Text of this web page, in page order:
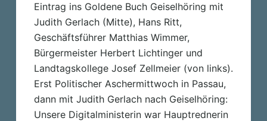
Eintrag ins Goldene Buch Geiselhöring mit
Judith Gerlach (Mitte), Hans Ritt,
Geschäftsführer Matthias Wimmer,
Bürgermeister Herbert Lichtinger und
Landtagskollege Josef Zellmeier (von links).
Erst Politischer Aschermittwoch in Passau,
dann mit Judith Gerlach nach Geiselhöring:
Unsere Digitalministerin war Hauptrednerin